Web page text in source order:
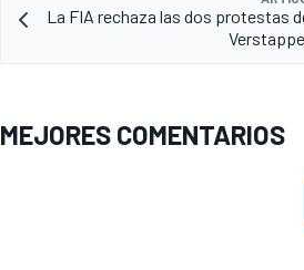
La FIA rechaza las dos protestas
MEJORES COMENTARIOS